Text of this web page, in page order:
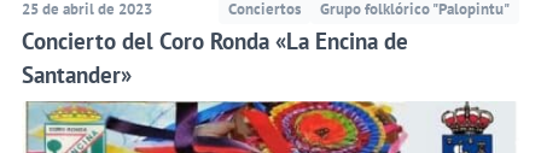
25 de abril de 2023 Conciertos Grupo folklórico "Palopintu"
Concierto del Coro Ronda «La Encina de
Santander»